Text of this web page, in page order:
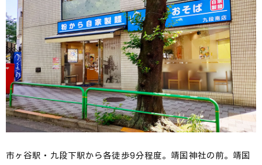
市ヶ谷駅・九段下駅から各徒歩9分程度。靖国神社の前。靖国